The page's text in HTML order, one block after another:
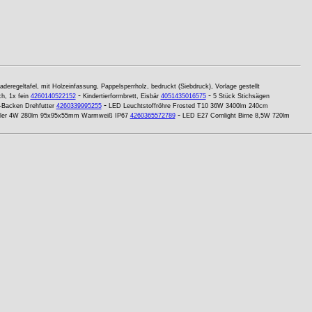
mit Holzeinfassung, Pappelsperrholz, bedruckt (Siebdruck), Vorlage gestellt
1x fein 4260140522152- Kindertierformbrett, Eisbär 4051435016575- 5 Stück Stichsägen
Drehfutter 4260339995255- LED Leuchtstoffröhre Frosted T10 36W 3400lm 240cm
4W 280lm 95x95x55mm Warmweiß IP67 4260365572789- LED E27 Cornlight Birne 8,5W 720lm